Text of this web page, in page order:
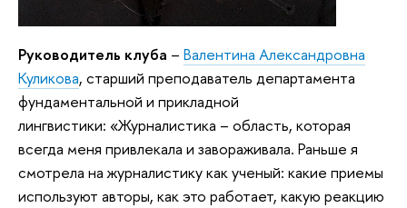
Руководитель клуба – Валентина Александровна
Куликова, старший преподаватель департамента
фундаментальной и прикладной
лингвистики: «Журналистика – область, которая
всегда меня привлекала и завораживала. Раньше я
смотрела на журналистику как ученый: какие приемы
используют авторы, как это работает, какую реакцию